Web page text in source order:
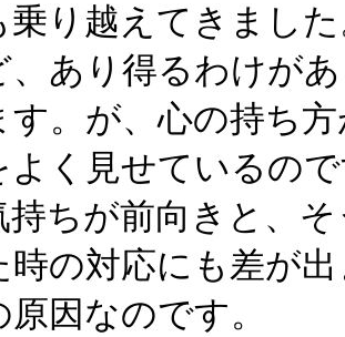
乗り越えてきまし
、あり得るわけが
す。が、心の持ち
よく見せているの
ちが前向きと、そ
時の対応にも差が
因なのです。